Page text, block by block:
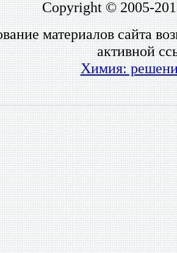
Copyright © 2005-
материалов сайта
активной
Химия: